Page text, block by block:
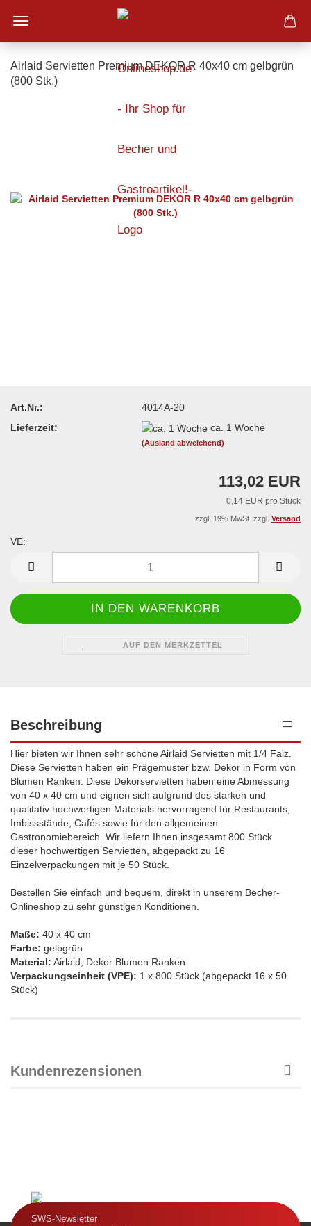
Airlaid Servietten Premium DEKOR R 40x40 cm gelbgrün
(800 Stk.)
Art.Nr.:
4014A-20
Lieferzeit:
ca. 1 Woche
(Ausland abweichend)
113,02 EUR
0,14 EUR pro Stück
zzgl. 19% MwSt. zzgl. Versand
VE:
AUF DEN MERKZETTEL
Beschreibung
Hier bieten wir Ihnen sehr schöne Airlaid Servietten mit 1/4 Falz.
Diese Servietten haben ein Prägemuster bzw. Dekor in Form von
Blumen Ranken. Diese Dekorservietten haben eine Abmessung
von 40 x 40 cm und eignen sich aufgrund des starken und
qualitativ hochwertigen Materials hervorragend für Restaurants,
Imbissstände, Cafés sowie für den allgemeinen
Gastronomiebereich. Wir liefern Ihnen insgesamt 800 Stück
dieser hochwertigen Servietten, abgepackt zu 16
Einzelverpackungen mit je 50 Stück.
Bestellen Sie einfach und bequem, direkt in unserem Becher-
Onlineshop zu sehr günstigen Konditionen.
Maße: 40 x 40 cm
Farbe: gelbgrün
Material: Airlaid, Dekor Blumen Ranken
Verpackungseinheit (VPE): 1 x 800 Stück (abgepackt 16 x 50
Stück)
Kundenrezensionen
SWS-Newsletter